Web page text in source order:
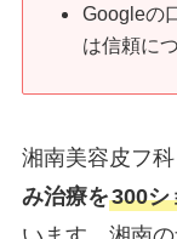
Googleの
は信頼に
湘南美容皮フ科
み治療を300シ